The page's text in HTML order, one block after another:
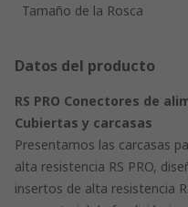
Tamaño de la Rosca
Datos del producto
RS PRO Conectores de
Cubiertas y carcasas
Presentamos las carcasas
alta resistencia RS PRO,
insertos de alta resistencia